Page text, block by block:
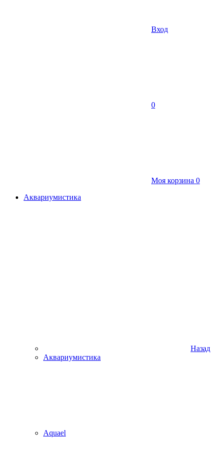
Вход
0
Моя корзина 0
Аквариумистика
Назад
Аквариумистика
Aquael